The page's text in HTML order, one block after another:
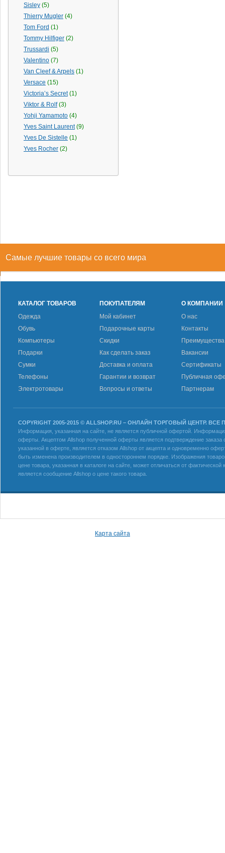
Sisley (5)
Thierry Mugler (4)
Tom Ford (1)
Tommy Hilfiger (2)
Trussardi (5)
Valentino (7)
Van Cleef & Arpels (1)
Versace (15)
Victoria’s Secret (1)
Viktor & Rolf (3)
Yohji Yamamoto (4)
Yves Saint Laurent (9)
Yves De Sistelle (1)
Yves Rocher (2)
Самые лучшие товары со всего мира
КАТАЛОГ ТОВАРОВ
Одежда
Обувь
Компьютеры
Подарки
Сумки
Телефоны
Электротовары
ПОКУПАТЕЛЯМ
Мой кабинет
Подарочные карты
Скидки
Как сделать заказ
Доставка и оплата
Гарантии и возврат
Вопросы и ответы
О КОМПАНИИ
О нас
Контакты
Преимущества
Вакансии
Сертификаты
Публичная
Партнерам
COPYRIGHT 2005-2015 © ALLSHOP.RU – ОНЛАЙН ТОРГОВЫЙ ЦЕНТР.
Информация, указанная на сайте, не является публичной офертой.
оферты. Акцептом Allshop полученной оферты является подтверждение
указанной в оферте, является отказом Allshop от акцепта и одновременно
быть изменена производителем в одностороннем порядке. Изображения
цене товара, указанная в каталоге на сайте, может отличаться от
является сообщение Allshop о цене такого товара.
Карта сайта